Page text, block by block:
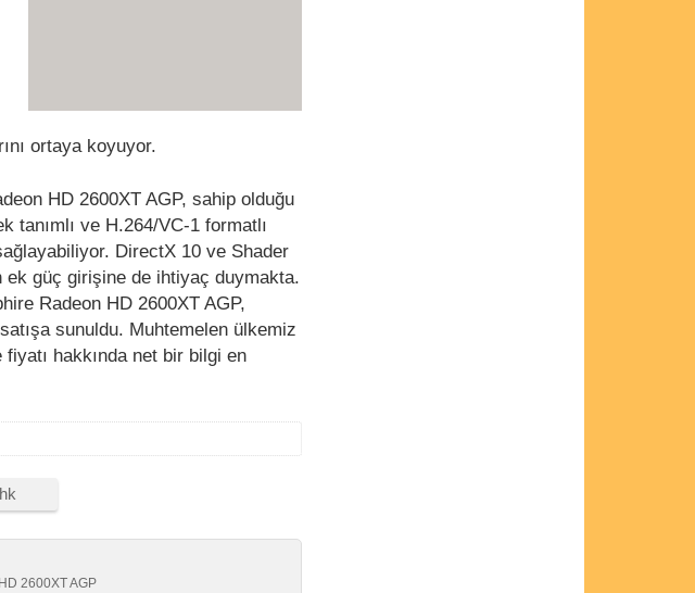
ortaya koyuyor.
HD 2600XT AGP, sahip olduğu
ve H.264/VC-1 formatlı
DirectX 10 ve Shader
ek güç girişine de ihtiyaç duymakta.
Radeon HD 2600XT AGP,
sunuldu. Muhtemelen ülkemiz
hakkında net bir bilgi en
2600XT AGP